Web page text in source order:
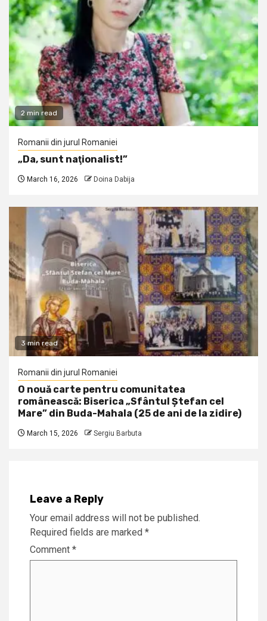
2 min read
Romanii din jurul Romaniei
„Da, sunt naţionalist!”
March 16, 2026 Doina Dabija
3 min read
Romanii din jurul Romaniei
O nouă carte pentru comunitatea
românească: Biserica „Sfântul Ștefan cel
Mare” din Buda-Mahala (25 de ani de la zidire)
March 15, 2026 Sergiu Barbuta
Leave a Reply
Your email address will not be published.
Required fields are marked *
Comment *